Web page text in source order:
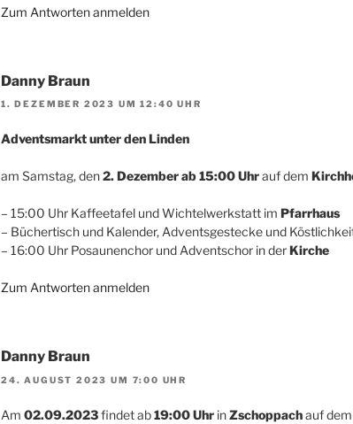
Zum Antworten anmelden
Danny Braun
1. DEZEMBER 2023 UM 12:40 UHR
Adventsmarkt unter den Linden
am Samstag, den2. Dezember ab 15:00 Uhrauf dem
– 15:00 Uhr Kaffeetafel und Wichtelwerkstatt im Pfarrhaus
– Büchertisch und Kalender, Adventsgestecke und
– 16:00 Uhr Posaunenchor und Adventschor in derKirche
Zum Antworten anmelden
Danny Braun
24. AUGUST 2023 UM 7:00 UHR
Am 02.09.2023findet ab19:00 Uhr inZschoppachauf